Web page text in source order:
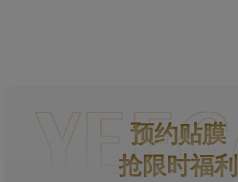
预约贴膜
抢限时福利